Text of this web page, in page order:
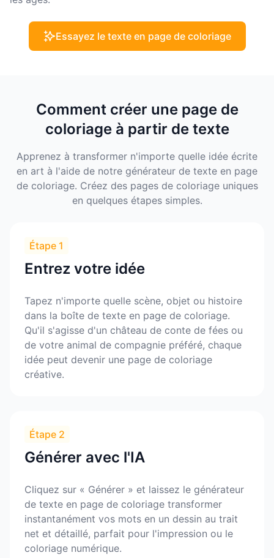
Essayez le texte en page de coloriage
Comment créer une page de
coloriage à partir de texte
Apprenez à transformer n'importe quelle idée écrite
en art à l'aide de notre générateur de texte en page
de coloriage. Créez des pages de coloriage uniques
en quelques étapes simples.
Étape 1
Entrez votre idée
Tapez n'importe quelle scène, objet ou histoire
dans la boîte de texte en page de coloriage.
Qu'il s'agisse d'un château de conte de fées ou
de votre animal de compagnie préféré, chaque
idée peut devenir une page de coloriage
créative.
Étape 2
Générer avec l'IA
Cliquez sur « Générer » et laissez le générateur
de texte en page de coloriage transformer
instantanément vos mots en un dessin au trait
net et détaillé, parfait pour l'impression ou le
coloriage numérique.